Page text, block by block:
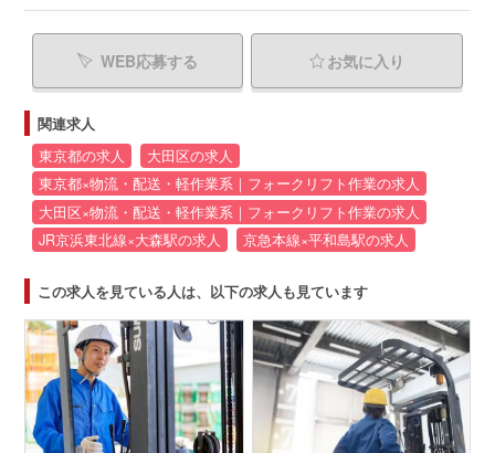
WEB応募する お気に入り
関連求人
東京都の求人
大田区の求人
東京都×物流・配送・軽作業系｜フォークリフト作業の求人
大田区×物流・配送・軽作業系｜フォークリフト作業の求人
JR京浜東北線×大森駅の求人
京急本線×平和島駅の求人
この求人を見ている人は、以下の求人も見ています